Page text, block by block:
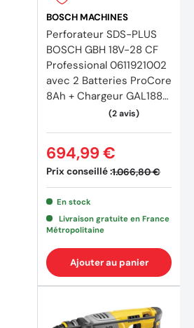
BOSCH MACHINES
Perforateur SDS-PLUS
BOSCH GBH 18V-28 CF
Professional 0611921002
avec 2 Batteries ProCore
8Ah + Chargeur GAL1880
CV en L-BOXX
Prix conseillé :1.066,80 €
694,99 €
En stock
Livraison gratuite en France
Métropolitaine
Ajouter au panier